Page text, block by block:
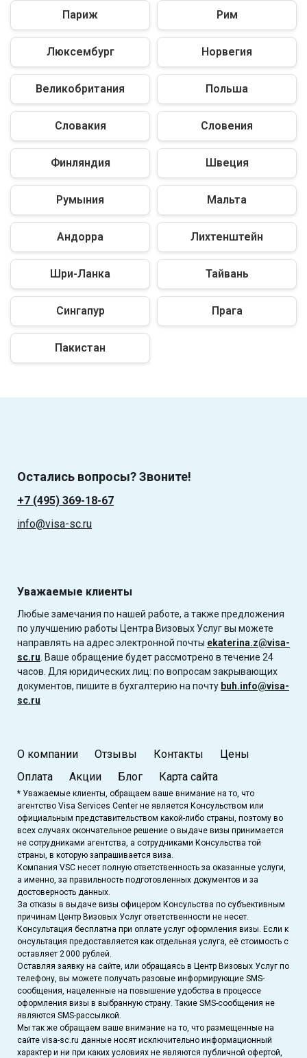
Париж Рим
Люксембург Норвегия
Великобритания Польша
Словакия Словения
Финляндия Швеция
Румыния Мальта
Андорра Лихтенштейн
Шри-Ланка Тайвань
Сингапур Прага
Пакистан
Остались вопросы? Звоните!
+7 (495) 369-18-67
info@visa-sc.ru
Уважаемые клиенты
Любые замечания по нашей работе, а также предложения
по улучшению работы Центра Визовых Услуг вы можете
направлять на адрес электронной почты ekaterina.z@visa-
sc.ru . Ваше обращение будет рассмотрено в течение 24
часов. Для юридических лиц: по вопросам закрывающих
документов, пишите в бухгалтерию на почту buh.info@visa-
sc.ru
О компании Отзывы Контакты
Цены
Оплата
Акции Блог Карта сайта
* Уважаемые клиенты, обращаем ваше внимание на то, что
агентство Visa Services Center не является Консульством или
официальным представительством какой-либо страны, поэтому во
всех случаях окончательное решение о выдаче визы принимается
не сотрудниками агентства, а сотрудниками Консульства той
страны, в которую запрашивается виза.
Компания VSC несет полную ответственность за оказанные услуги,
а именно, за правильность подготовленных документов и за
достоверность данных.
За отказы в выдаче визы офицером Консульства по субъективным
причинам Центр Визовых Услуг ответственности не несет.
Консультация бесплатна при оплате услуг оформления визы. Если к
онсультация предоставляется как отдельная услуга, её стоимость с
оставляет 2 000 рублей.
Оставляя заявку на сайте, или обращаясь в Центр Визовых Услуг по
телефону, вы можете получать разовые информирующие SMS-
сообщения, нацеленные на повышение удобства в процессе
оформления визы в выбранную страну. Такие SMS-сообщения не
являются SMS-рассылкой.
Мы так же обращаем ваше внимание на то, что размещенные на
сайте visa-sc.ru данные носят исключительно информационный
характер и ни при каких условиях не являются публичной офертой,